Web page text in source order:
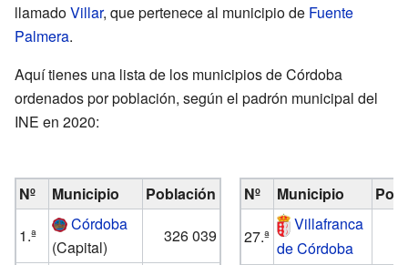
llamadoVillar, que pertenece al municipio de Fuente
Palmera.
Aquí tienes una lista de los municipios de Córdoba
ordenados por población, según el padrón municipal del
INE en 2020:
Nº Municipio
Población
1.ª
Córdoba
(Capital)
326 039
Nº Municipio
27.ª
Villafranca
de Córdoba